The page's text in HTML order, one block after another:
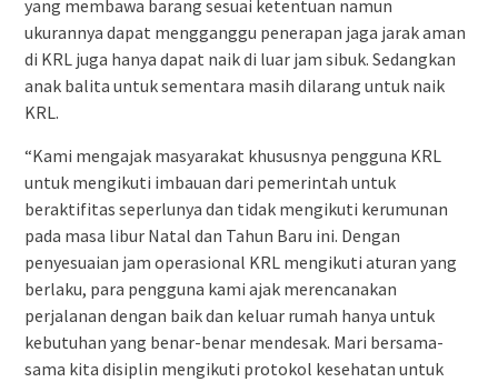
yang membawa barang sesuai ketentuan namun
ukurannya dapat mengganggu penerapan jaga jarak aman
di KRL juga hanya dapat naik di luar jam sibuk. Sedangkan
anak balita untuk sementara masih dilarang untuk naik
KRL.
“Kami mengajak masyarakat khususnya pengguna KRL
untuk mengikuti imbauan dari pemerintah untuk
beraktifitas seperlunya dan tidak mengikuti kerumunan
pada masa libur Natal dan Tahun Baru ini. Dengan
penyesuaian jam operasional KRL mengikuti aturan yang
berlaku, para pengguna kami ajak merencanakan
perjalanan dengan baik dan keluar rumah hanya untuk
kebutuhan yang benar-benar mendesak. Mari bersama-
sama kita disiplin mengikuti protokol kesehatan untuk